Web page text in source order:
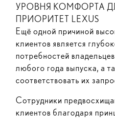
УРОВНЯ КОМФОРТА
ПРИОРИТЕТ LEXUS
Ещё одной причиной
клиентов является
потребностей
любого года выпуска, а
соответствовать их
Сотрудники
клиентов благодаря